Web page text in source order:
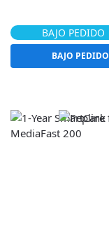
BAJO PEDIDO
BAJO PEDIDO